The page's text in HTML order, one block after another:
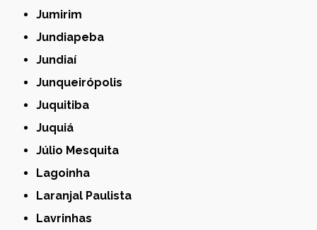
Jumirim
Jundiapeba
Jundiaí
Junqueirópolis
Juquitiba
Juquiá
Júlio Mesquita
Lagoinha
Laranjal Paulista
Lavrinhas